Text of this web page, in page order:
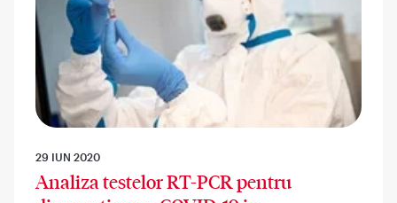
29 IUN 2020
Analiza testelor RT-PCR pentru